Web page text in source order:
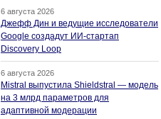
6 августа 2026
Джефф Дин и ведущие исследователи
Google создадут ИИ-стартап
Discovery Loop
6 августа 2026
Mistral выпустила Shieldstral — модель
на 3 млрд параметров для
адаптивной модерации